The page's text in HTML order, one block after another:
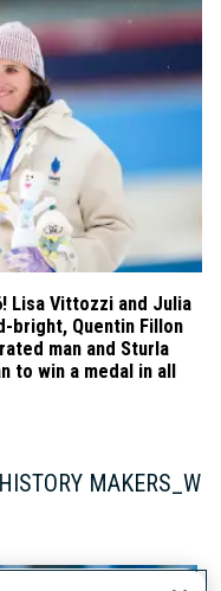
Lisa Vittozzi and Julia
bright, Quentin Fillon
man and Sturla
to win a medal in all
MAKERS_W